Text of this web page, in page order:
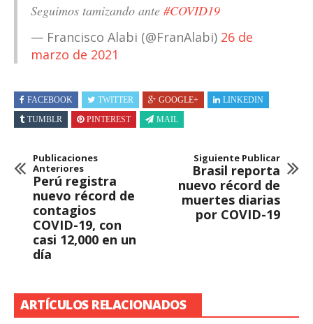
Seguimos tamizando ante #COVID19
— Francisco Alabi (@FranAlabi) 26 de
marzo de 2021
FACEBOOK TWITTER GOOGLE+
LINKEDIN
TUMBLR
PINTEREST MAIL
Publicaciones
Anteriores
Perú registra
nuevo récord de
contagios
COVID-19, con
casi 12,000 en un
día
Siguiente Publicar
Brasil reporta
nuevo récord de
muertes diarias
por COVID-19
ARTÍCULOS RELACIONADOS